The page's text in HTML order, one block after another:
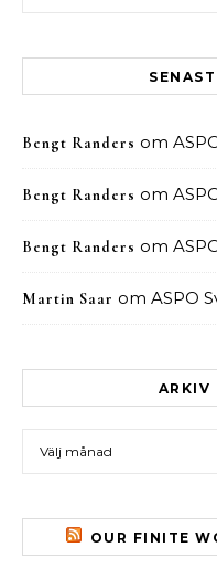
Bengt Randers om
Bengt Randers om
Bengt Randers om
Martin Saar om ASPO
ARKIV
OUR FINITE